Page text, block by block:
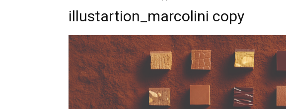
illustartion_marcolini copy